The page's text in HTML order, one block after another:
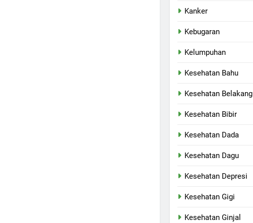
Kanker
Kebugaran
Kelumpuhan
Kesehatan Bahu
Kesehatan Belakang
Kesehatan Bibir
Kesehatan Dada
Kesehatan Dagu
Kesehatan Depresi
Kesehatan Gigi
Kesehatan Ginjal